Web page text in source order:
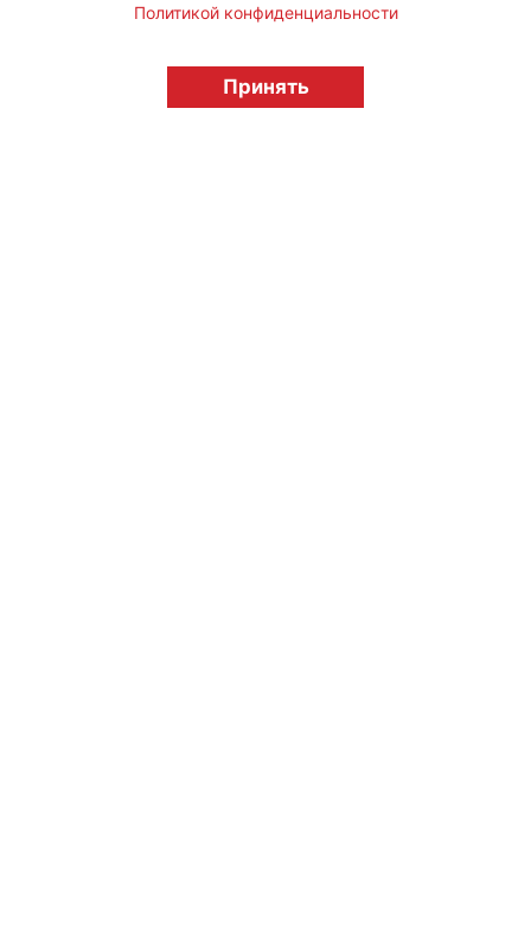
licensingrussia.ru, 2009-2026 12+
Политикой конфиденциальности
Принять